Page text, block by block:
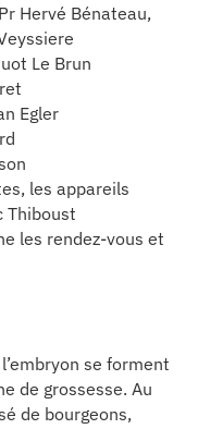
Hervé Bénateau,
Le Brun
Egler
les appareils
Thiboust
les rendez-vous et
se forment
de grossesse. Au
de bourgeons,